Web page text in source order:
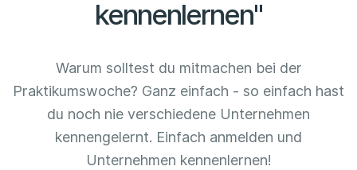
kennenlernen"
Warum solltest du mitmachen bei der
Praktikumswoche? Ganz einfach - so einfach hast
du noch nie verschiedene Unternehmen
kennengelernt. Einfach anmelden und
Unternehmen kennenlernen!